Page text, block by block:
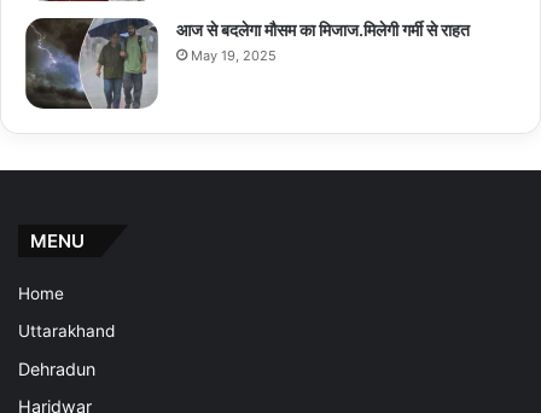
आज से बदलेगा मौसम का मिजाज.मिलेगी गर्मी से राहत
May 19, 2025
MENU
Home
Uttarakhand
Dehradun
Haridwar